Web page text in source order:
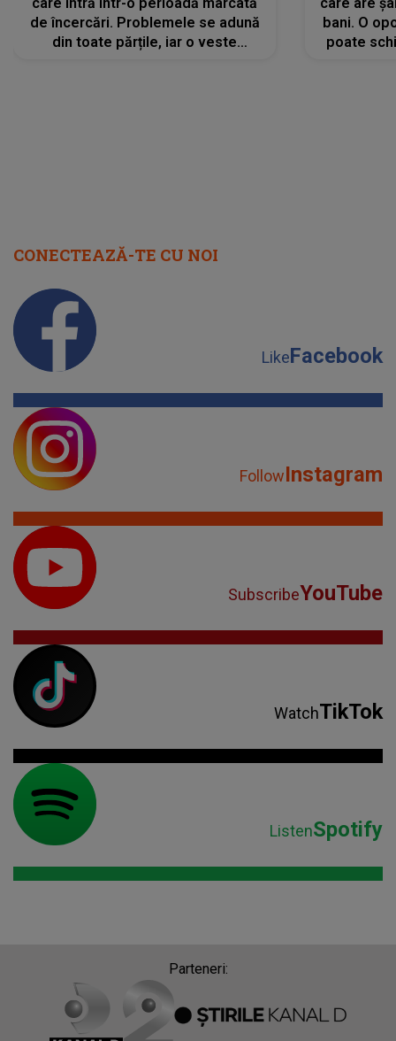
de încercări. Problemele se adună
din toate părțile, iar o veste
bani. O
poate
CONECTEAZĂ-TE CU NOI
LikeFacebook
FollowInstagram
SubscribeYouTube
WatchTikTok
ListenSpotify
Parteneri: